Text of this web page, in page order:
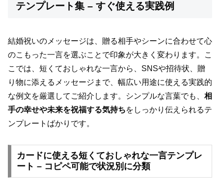
テンプレート集 – すぐ使える実践例
結婚祝いのメッセージは、贈る相手やシーンに合わせて心
のこもった一言を選ぶことで印象が大きく変わります。こ
こでは、短くておしゃれな一言から、SNSや招待状、贈
り物に添えるメッセージまで、幅広い用途に使える実践的
な例文を厳選してご紹介します。シンプルな言葉でも、 相
手の幸せや未来を祝福する気持ちをしっかり伝えられるテ
ンプレートばかりです。
カードに使える短くておしゃれな一言テンプレ
ート – コピペ可能で状況別に分類